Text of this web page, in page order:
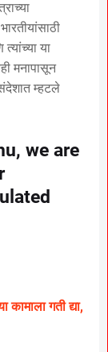
या
मनापासून
म्हटले
we are
गती द्या,